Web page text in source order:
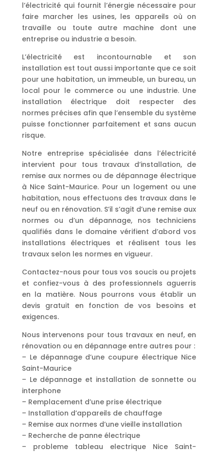
l’électricité qui fournit l’énergie nécessaire pour
faire marcher les usines, les appareils où on
travaille ou toute autre machine dont une
entreprise ou industrie a besoin.
L’électricité est incontournable et son
installation est tout aussi importante que ce soit
pour une habitation, un immeuble, un bureau, un
local pour le commerce ou une industrie. Une
installation électrique doit respecter des
normes précises afin que l’ensemble du système
puisse fonctionner parfaitement et sans aucun
risque.
Notre entreprise spécialisée dans l’électricité
intervient pour tous travaux d’installation, de
remise aux normes ou de dépannage électrique
à Nice Saint-Maurice. Pour un logement ou une
habitation, nous effectuons des travaux dans le
neuf ou en rénovation. S’il s’agit d’une remise aux
normes ou d’un dépannage, nos techniciens
qualifiés dans le domaine vérifient d’abord vos
installations électriques et réalisent tous les
travaux selon les normes en vigueur.
Contactez-nous pour tous vos soucis ou projets
et confiez-vous à des professionnels aguerris
en la matière. Nous pourrons vous établir un
devis gratuit en fonction de vos besoins et
exigences.
Nous intervenons pour tous travaux en neuf, en
rénovation ou en dépannage entre autres pour :
– Le dépannage d’une coupure électrique Nice
Saint-Maurice
– Le dépannage et installation de sonnette ou
interphone
– Remplacement d’une prise électrique
– Installation d’appareils de chauffage
– Remise aux normes d’une vieille installation
– Recherche de panne électrique
– probleme tableau electrique Nice Saint-